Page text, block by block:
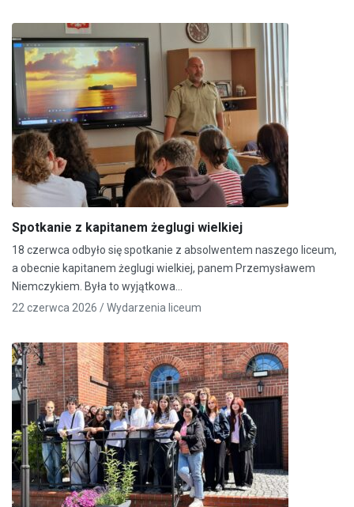
Spotkanie z kapitanem żeglugi wielkiej
18 czerwca odbyło się spotkanie z absolwentem naszego liceum,
a obecnie kapitanem żeglugi wielkiej, panem Przemysławem
Niemczykiem. Była to wyjątkowa…
22 czerwca 2026 /Wydarzenia liceum